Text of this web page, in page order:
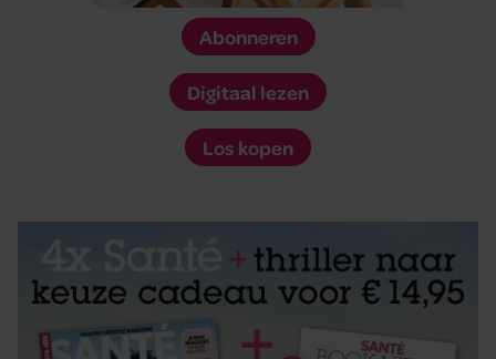
Abonneren
Digitaal lezen
Los kopen